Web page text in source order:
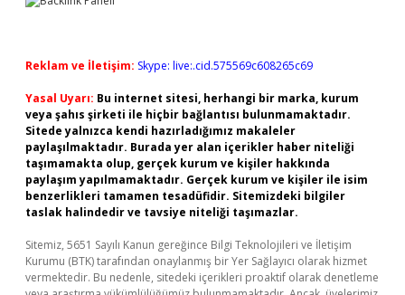
Reklam ve İletişim: Skype: live:.cid.575569c608265c69
Yasal Uyarı: Bu internet sitesi, herhangi bir marka, kurum
veya şahıs şirketi ile hiçbir bağlantısı bulunmamaktadır.
Sitede yalnızca kendi hazırladığımız makaleler
paylaşılmaktadır. Burada yer alan içerikler haber niteliği
taşımamakta olup, gerçek kurum ve kişiler hakkında
paylaşım yapılmamaktadır. Gerçek kurum ve kişiler ile isim
benzerlikleri tamamen tesadüfidir. Sitemizdeki bilgiler
taslak halindedir ve tavsiye niteliği taşımazlar.
Sitemiz, 5651 Sayılı Kanun gereğince Bilgi Teknolojileri ve İletişim
Kurumu (BTK) tarafından onaylanmış bir Yer Sağlayıcı olarak hizmet
vermektedir. Bu nedenle, sitedeki içerikleri proaktif olarak denetleme